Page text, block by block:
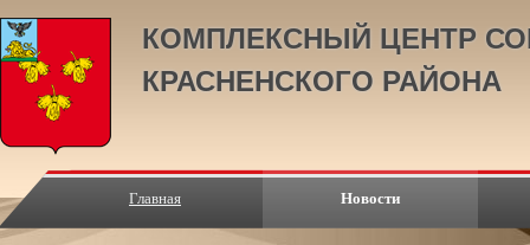
КОМПЛЕКСНЫЙ ЦЕНТР
КРАСНЕНСКОГО РАЙОНА
Главная Новости